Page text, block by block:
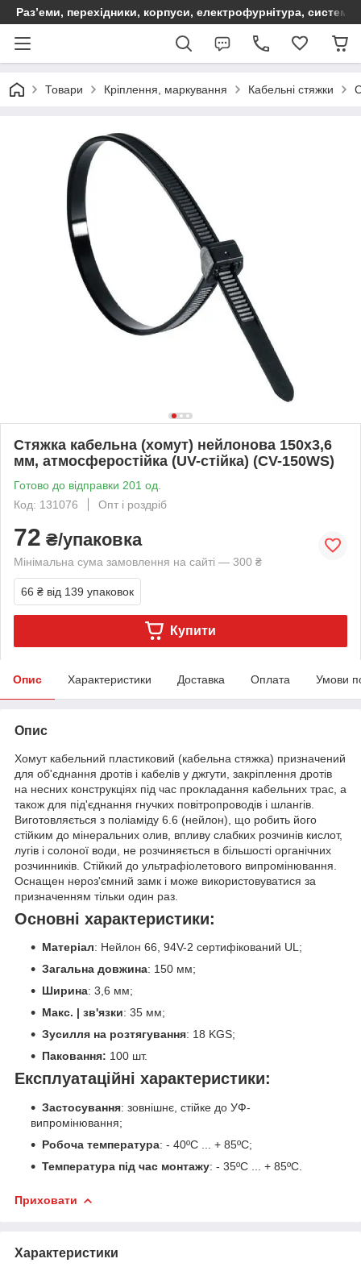
Раз’еми, перехідники, корпуси, електрофурнітура,
Товари Кріплення, маркування Кабельні стяжки
Стяжка кабельна (хомут) нейлонова 150х3,6
мм, атмосферостійка (UV-стійка) (CV-150WS)
Готово до відправки 201 од.
Код: 131076
Опт і роздріб
72 ₴/упаковка
Мінімальна сума замовлення на сайті — 300 ₴
66 ₴ від 139 упаковок
Купити
Опис Характеристики Доставка Оплата Умови
Опис
Хомут кабельний пластиковий (кабельна стяжка) призначений
для об'єднання дротів і кабелів у джгути, закріплення дротів
на несних конструкціях під час прокладання кабельних трас, а
також для під'єднання гнучких повітропроводів і шлангів.
Виготовляється з поліаміду 6.6 (нейлон), що робить його
стійким до мінеральних олив, впливу слабких розчинів кислот,
лугів і солоної води, не розчиняється в більшості органічних
розчинників. Стійкий до ультрафіолетового випромінювання.
Оснащен нероз'ємний замк і може використовуватися за
призначенням тільки один раз.
Основні характеристики:
Матеріал: Нейлон 66, 94V-2 сертифікований UL;
Загальна довжина: 150 мм;
Ширина: 3,6 мм;
Макс. | зв'язки: 35 мм;
Зусилля на розтягування: 18 KGS;
Паковання: 100 шт.
Експлуатаційні характеристики:
Застосування: зовнішнє, стійке до УФ-
випромінювання;
Робоча температура: - 40ºС ... + 85ºС;
Температура під час монтажу: - 35ºС ... + 85ºС.
Приховати
Характеристики